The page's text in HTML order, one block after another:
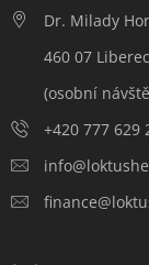
Dr. Milady
460 07 Liberec
(osobní
+420 777 629